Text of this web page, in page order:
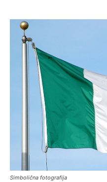
Simbolična fotografija